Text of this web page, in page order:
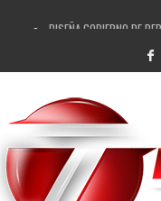
DISEÑA GOBIERNO DE
REFRENDAN LOS 28
FORTALECE GOBIERNO
GOBIERNO DE PEPE
CUARTA FERIA EXPO
RECONOCE PEPE